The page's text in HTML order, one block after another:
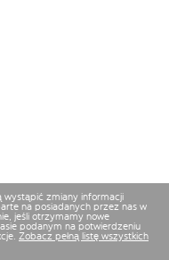
wystąpić zmiany informacji
na posiadanych przez nas w
jeśli otrzymamy nowe
podanym na potwierdzeniu
Zobacz pełną listę wszystkich